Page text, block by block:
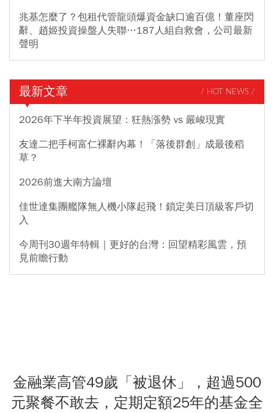
兆基怎麼了？包租代管龍頭爆資金缺口逾百億！董座閃
辭、趙姬投資操盤人失聯…187人組自救會，公司最新
聲明
最新文章 / HOT NEWS /
2026年下半年投資展望：狂熱漲勢 vs 嚴峻現實
友達二把手柯富仁裸辭內幕！「落後群創」成最後稻
草？
2026前進大南方論壇
佳世達集團艦隊無人機小隊起飛！鎖定美日頂級客戶切
入
今周刊30週年特輯｜更好的台灣：回望精彩風雲，預
見前瞻行動
金融業高管49歲「被退休」，超過500
元聚餐不敢去，定期定額25年的基金全